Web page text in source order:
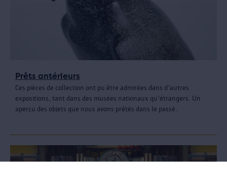
Prêts antérieurs
Ces pièces de collection ont pu être admirées dans d'autres
expositions, tant dans des musées nationaux qu'étrangers. Un
aperçu des objets que nous avons prêtés dans le passé.